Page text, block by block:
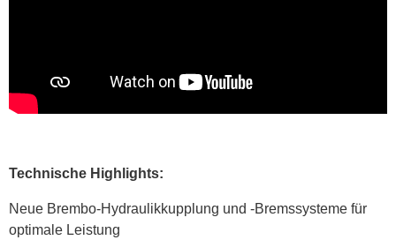
Technische Highlights:
Neue Brembo-Hydraulikkupplung und -Bremssysteme für
optimale Leistung